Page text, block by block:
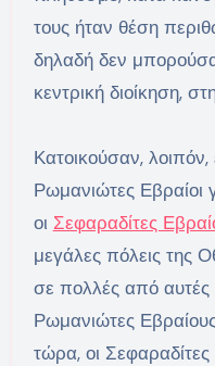
τους ήταν θέση
δηλαδή δεν
κεντρική διοίκηση,
Κατοικούσαν, λοιπόν,
Ρωμανιώτες Εβραίοι
οι Σεφαραδίτες
μεγάλες πόλεις της
σε πολλές από
Ρωμανιώτες
τώρα, οι